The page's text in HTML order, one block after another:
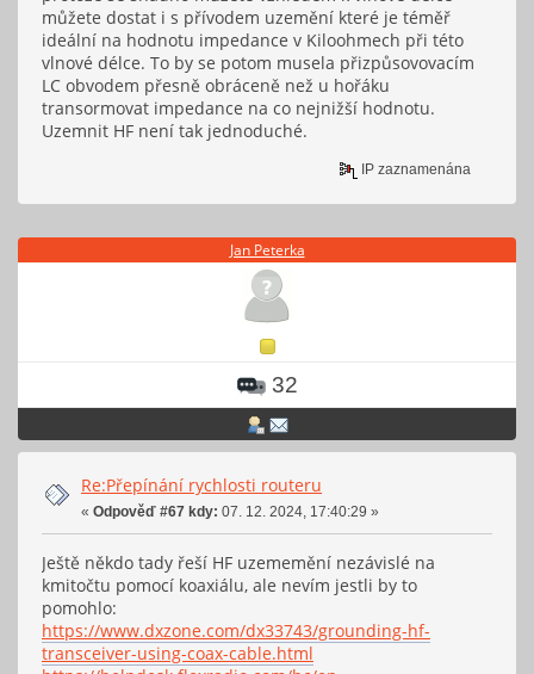
můžete dostat i s přívodem uzemění které je téměř
ideální na hodnotu impedance v Kiloohmech při této
vlnové délce. To by se potom musela přizpůsovovacím
LC obvodem přesně obráceně než u hořáku
transormovat impedance na co nejnižší hodnotu.
Uzemnit HF není tak jednoduché.
IP zaznamenána
Jan Peterka
32
Re:Přepínání rychlosti routeru
« Odpověď #67 kdy: 07. 12. 2024, 17:40:29 »
Ještě někdo tady řeší HF uzememění nezávislé na
kmitočtu pomocí koaxiálu, ale nevím jestli by to
pomohlo:
https://www.dxzone.com/dx33743/grounding-hf-
transceiver-using-coax-cable.html